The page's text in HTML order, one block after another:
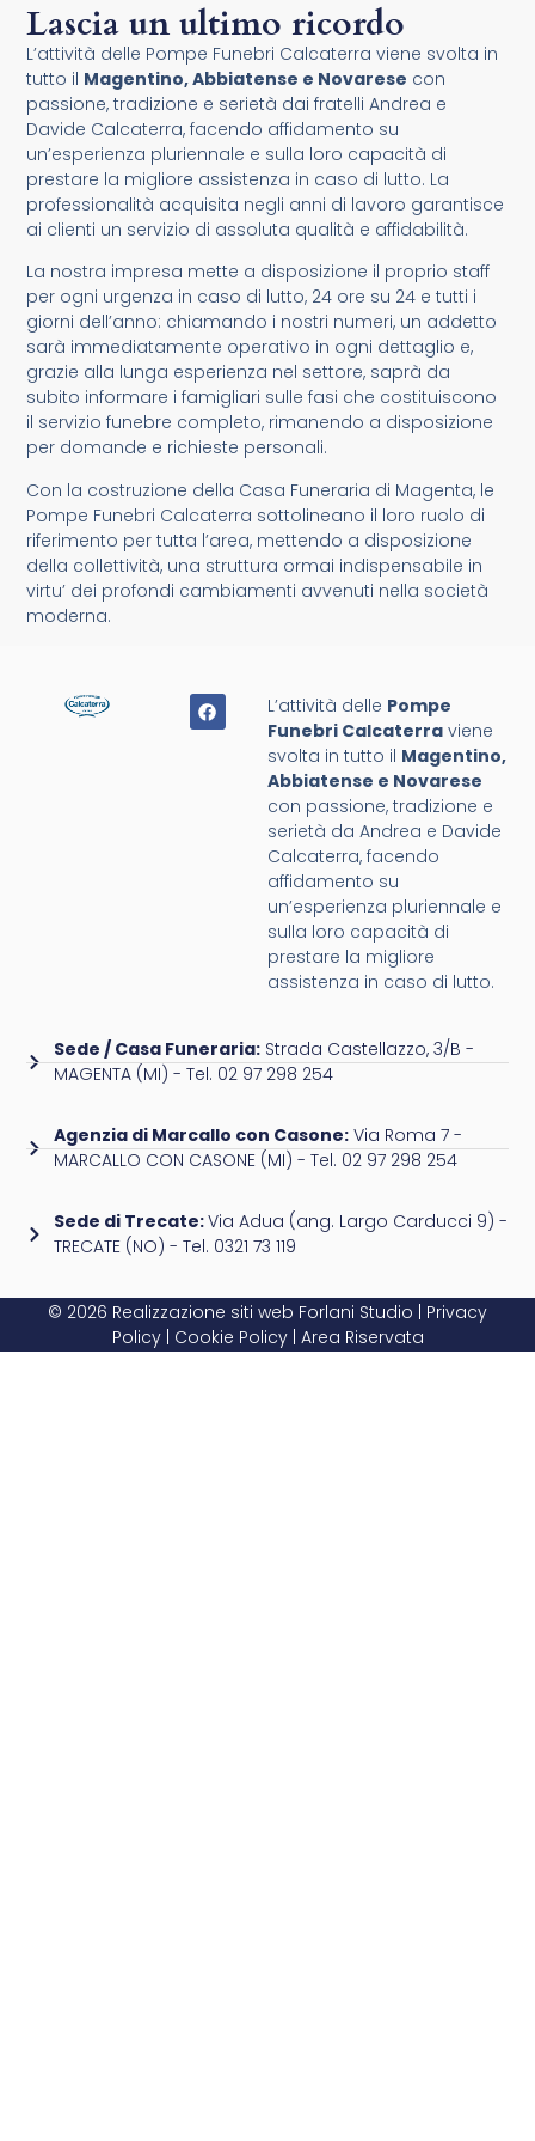
Lascia un ultimo ricordo
L’attività delle Pompe Funebri Calcaterra viene svolta in
tutto il Magentino, Abbiatense e Novarese con
passione, tradizione e serietà dai fratelli Andrea e
Davide Calcaterra, facendo affidamento su
un’esperienza pluriennale e sulla loro capacità di
prestare la migliore assistenza in caso di lutto. La
professionalità acquisita negli anni di lavoro garantisce
ai clienti un servizio di assoluta qualità e affidabilità.
La nostra impresa mette a disposizione il proprio staff
per ogni urgenza in caso di lutto, 24 ore su 24 e tutti i
giorni dell’anno: chiamando i nostri numeri, un addetto
sarà immediatamente operativo in ogni dettaglio e,
grazie alla lunga esperienza nel settore, saprà da
subito informare i famigliari sulle fasi che costituiscono
il servizio funebre completo, rimanendo a disposizione
per domande e richieste personali.
Con la costruzione della Casa Funeraria di Magenta, le
Pompe Funebri Calcaterra sottolineano il loro ruolo di
riferimento per tutta l’area, mettendo a disposizione
della collettività, una struttura ormai indispensabile in
virtu’ dei profondi cambiamenti avvenuti nella società
moderna.
L’attività delle Pompe
Funebri Calcaterra viene
svolta in tutto il Magentino,
Abbiatense e Novarese
con passione, tradizione e
serietà da Andrea e Davide
Calcaterra, facendo
affidamento su
un’esperienza pluriennale e
sulla loro capacità di
prestare la migliore
assistenza in caso di lutto.
Sede / Casa Funeraria:Strada Castellazzo, 3/B -
MAGENTA (MI) - Tel. 02 97 298 254
Agenzia di Marcallo con Casone:Via Roma 7 -
MARCALLO CON CASONE (MI) - Tel. 02 97 298 254
Sede di Trecate:Via Adua (ang. Largo Carducci 9) -
TRECATE (NO) - Tel. 0321 73 119
© 2026 Realizzazione siti web Forlani Studio | Privacy
Policy| Cookie Policy| Area Riservata